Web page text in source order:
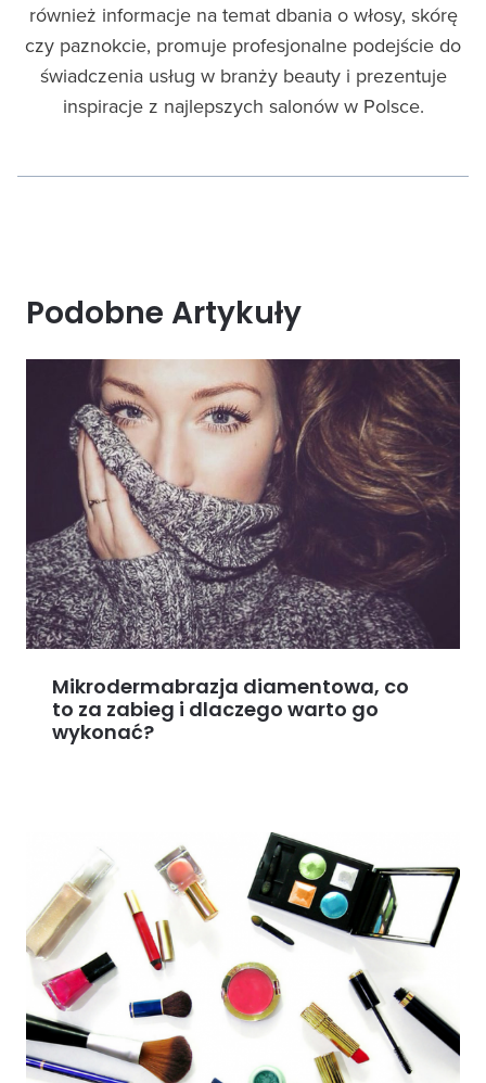
również informacje na temat dbania o włosy, skórę
czy paznokcie, promuje profesjonalne podejście do
świadczenia usług w branży beauty i prezentuje
inspiracje z najlepszych salonów w Polsce.
Podobne Artykuły
Mikrodermabrazja diamentowa, co
to za zabieg i dlaczego warto go
wykonać?